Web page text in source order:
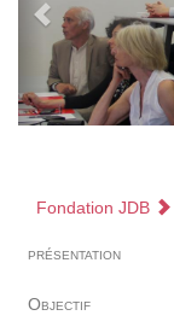
Fondation JDB
présentation
Objectif